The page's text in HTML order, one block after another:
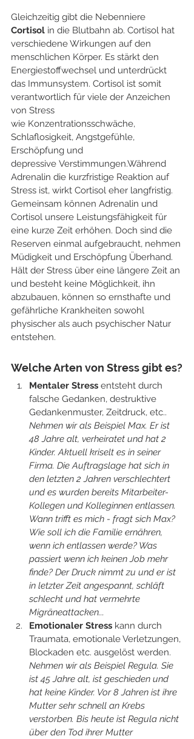
Gleichzeitig gibt die Nebenniere
Cortisol in die Blutbahn ab. Cortisol hat
verschiedene Wirkungen auf den
menschlichen Körper. Es stärkt den
Energiestoffwechsel und unterdrückt
das Immunsystem. Cortisol ist somit
verantwortlich für viele der Anzeichen
von Stress
wie Konzentrationsschwäche,
Schlaflosigkeit, Angstgefühle,
Erschöpfung und
depressive Verstimmungen.Während
Adrenalin die kurzfristige Reaktion auf
Stress ist, wirkt Cortisol eher langfristig.
Gemeinsam können Adrenalin und
Cortisol unsere Leistungsfähigkeit für
eine kurze Zeit erhöhen. Doch sind die
Reserven einmal aufgebraucht, nehmen
Müdigkeit und Erschöpfung Überhand.
Hält der Stress über eine längere Zeit an
und besteht keine Möglichkeit, ihn
abzubauen, können so ernsthafte und
gefährliche Krankheiten sowohl
physischer als auch psychischer Natur
entstehen.​
Welche Arten von Stress gibt es?
Mentaler Stress entsteht durch
falsche Gedanken, destruktive
Gedankenmuster, Zeitdruck, etc..
Nehmen wir als Beispiel Max. Er ist
48 Jahre alt, verheiratet und hat 2
Kinder. Aktuell kriselt es in seiner
Firma. Die Auftragslage hat sich in
den letzten 2 Jahren verschlechtert
und es wurden bereits Mitarbeiter-
Kollegen und Kolleginnen entlassen.
Wann trifft es mich - fragt sich Max?
Wie soll ich die Familie ernähren,
wenn ich entlassen werde? Was
passiert wenn ich keinen Job mehr
finde? Der Druck nimmt zu und er ist
in letzter Zeit angespannt, schläft
schlecht und hat vermehrte
Migräneattacken...
Emotionaler Stress kann durch
Traumata, emotionale Verletzungen,
Blockaden etc. ausgelöst werden.
Nehmen wir als Beispiel Regula. Sie
ist 45 Jahre alt, ist geschieden und
hat keine Kinder. Vor 8 Jahren ist ihre
Mutter sehr schnell an Krebs
verstorben. Bis heute ist Regula nicht
über den Tod ihrer Mutter